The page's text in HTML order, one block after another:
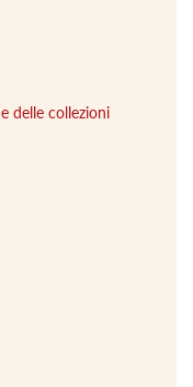
delle collezioni